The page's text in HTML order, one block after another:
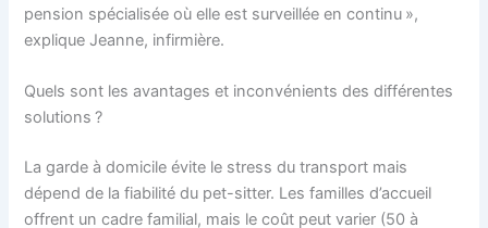
pension spécialisée où elle est surveillée en continu »,
explique Jeanne, infirmière.
Quels sont les avantages et inconvénients des différentes
solutions ?
La garde à domicile évite le stress du transport mais
dépend de la fiabilité du pet-sitter. Les familles d’accueil
offrent un cadre familial, mais le coût peut varier (50 à